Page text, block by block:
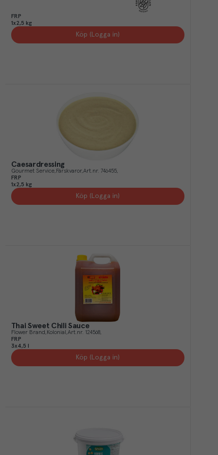
FRP
1x2,5 kg
Köp (Logga in)
Caesardressing
Gourmet Service Färskvaror Art.nr. 746455
FRP
1x2,5 kg
Köp (Logga in)
Thai Sweet Chili Sauce
Flower Brand Kolonial Art.nr. 124568
FRP
3x4,5 l
Köp (Logga in)